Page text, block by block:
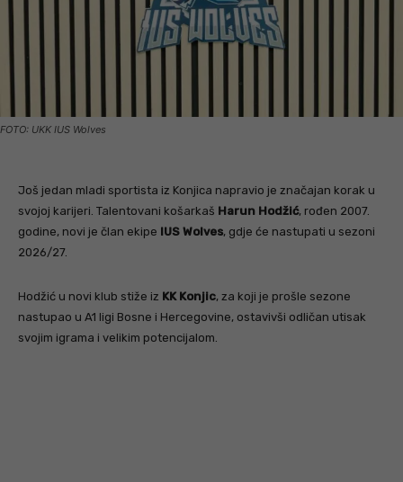
FOTO: UKK IUS Wolves
Još jedan mladi sportista iz Konjica napravio je značajan korak u
svojoj karijeri. Talentovani košarkaš Harun Hodžić, rođen 2007.
godine, novi je član ekipe IUS Wolves, gdje će nastupati u sezoni
2026/27.
Hodžić u novi klub stiže iz KK Konjic, za koji je prošle sezone
nastupao u A1 ligi Bosne i Hercegovine, ostavivši odličan utisak
svojim igrama i velikim potencijalom.